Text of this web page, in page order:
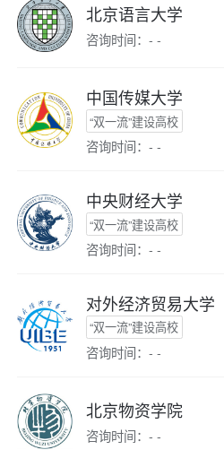
北京语言大学
咨询时间：- -
中国传媒大学
“双一流”建设高校
咨询时间：- -
中央财经大学
“双一流”建设高校
咨询时间：- -
对外经济贸易大学
“双一流”建设高校
咨询时间：- -
北京物资学院
咨询时间：- -